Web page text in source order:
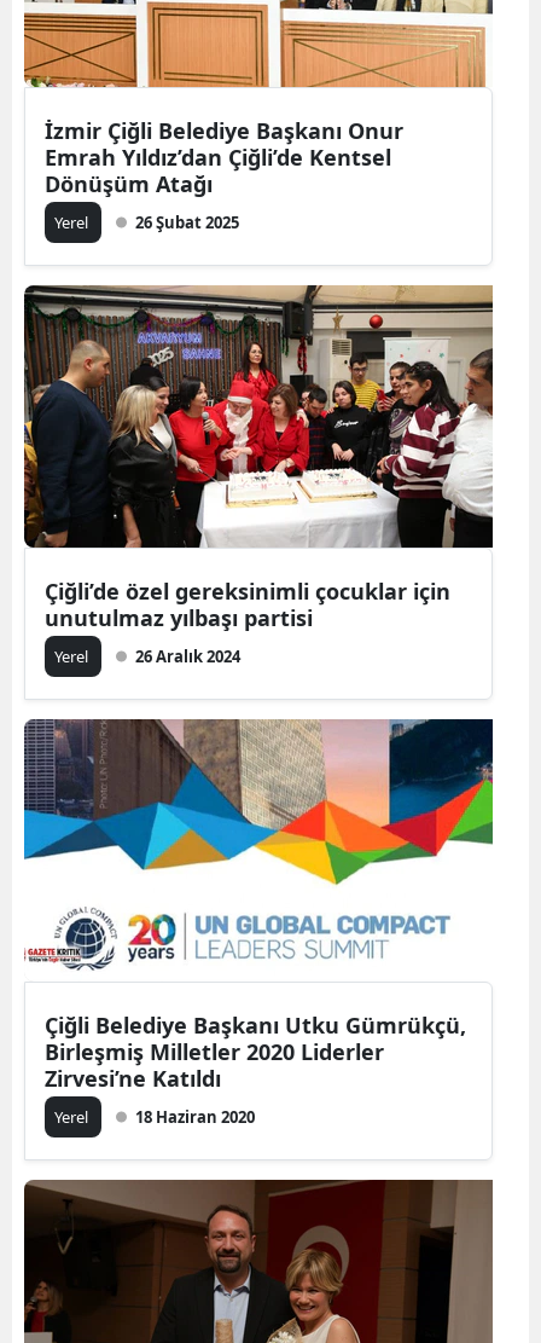
İzmir Çiğli Belediye Başkanı Onur
Emrah Yıldız’dan Çiğli’de Kentsel
Dönüşüm Atağı
Yerel 26 Şubat 2025
Çiğli’de özel gereksinimli çocuklar için
unutulmaz yılbaşı partisi
Yerel 26 Aralık 2024
Çiğli Belediye Başkanı Utku Gümrükçü,
Birleşmiş Milletler 2020 Liderler
Zirvesi’ne Katıldı
Yerel 18 Haziran 2020